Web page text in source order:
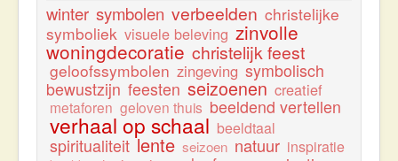
winter symbolen verbeelden christelijke
symboliek visuele beleving zinvolle
woningdecoratie christelijk feest
geloofssymbolen zingeving symbolisch
bewustzijn feesten seizoenen creatief
metaforen geloven thuis beeldend vertellen
verhaal op schaal beeldtaal
spiritualiteit lente seizoen natuur inspiratie